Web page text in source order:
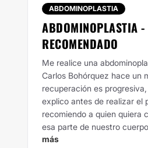
ABDOMINOPLASTIA
ABDOMINOPLASTIA -
RECOMENDADO
Me realice una
Carlos Bohórquez hace un
recuperación es
explico antes de realizar el
recomiendo a quien quiera
esa parte de nuestro
más